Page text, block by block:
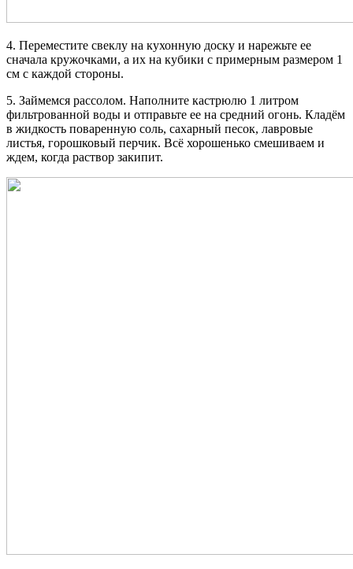
4. Переместите свеклу на кухонную доску и нарежьте ее
сначала кружочками, а их на кубики с примерным размером 1
см с каждой стороны.
5. Займемся рассолом. Наполните кастрюлю 1 литром
фильтрованной воды и отправьте ее на средний огонь. Кладём
в жидкость поваренную соль, сахарный песок, лавровые
листья, горошковый перчик. Всё хорошенько смешиваем и
ждем, когда раствор закипит.